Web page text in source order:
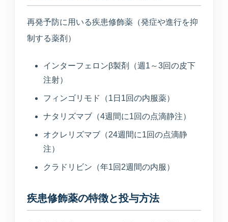
再発予防に用いる疾患修飾薬（発症や進行を抑
制する薬剤）
インターフェロンβ製剤（週1～3回の皮下
注射）
フィンゴリモド（1日1回の内服薬）
ナタリズマブ（4週間に1回の点滴静注）
オクレリズマブ（24週間に1回の点滴静
注）
クラドリビン（年1回2週間の内服）
疾患修飾薬の特徴と投与方法